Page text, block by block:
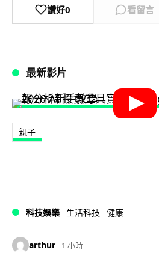
讚好0 看留言
最新影片
親子
科技娛樂 生活科技 健康
arthur 1 小時